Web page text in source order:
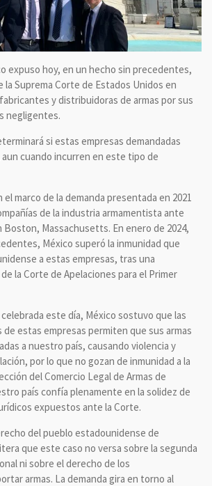
expuso hoy, en un hecho sin precedentes,
Suprema Corte de Estados Unidos en
y distribuidoras de armas por sus
negligentes.
si estas empresas demandadas
cuando incurren en este tipo de
el marco de la demanda presentada en 2021
de la industria armamentista ante
Boston, Massachusetts. En enero de 2024,
México superó la inmunidad que
a estas empresas, tras una
la Corte de Apelaciones para el Primer
este día, México sostuvo que las
de estas empresas permiten que sus armas
a nuestro país, causando violencia y
por lo que no gozan de inmunidad a la
del Comercio Legal de Armas de
país confía plenamente en la solidez de
expuestos ante la Corte.
del pueblo estadounidense de
que este caso no versa sobre la segunda
ni sobre el derecho de los
armas. La demanda gira en torno al